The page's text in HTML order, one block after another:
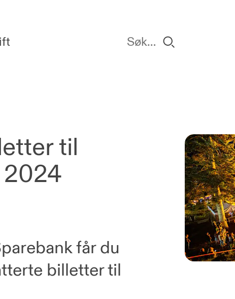
til
får du
billetter til